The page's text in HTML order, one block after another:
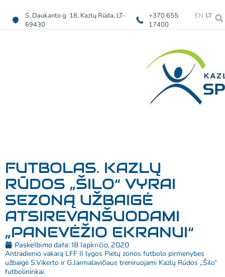
S. Daukanto g. 18, Kazlų Rūda, LT-
69430
+370 655
17400
EN LT
FUTBOLAS. KAZLŲ
RŪDOS „ŠILO“ VYRAI
SEZONĄ UŽBAIGĖ
ATSIREVANŠUODAMI
„PANEVĖŽIO EKRANUI“
Paskelbimo data:18 lapkričio, 2020
Antradienio vakarą LFF II lygos Pietų zonos futbolo pirmenybes
užbaigė S.Vikerto ir G.Jarmalavičiaus treniruojami Kazlų Rūdos „Šilo“
futbolininkai.